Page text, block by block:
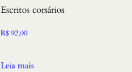
Escritos corsários
R$92,00
Leia mais